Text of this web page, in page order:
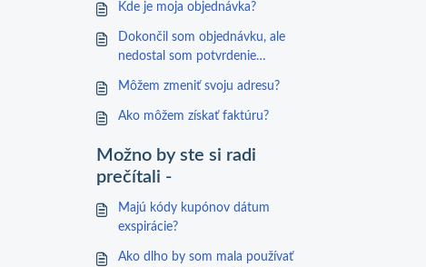
Kde je moja objednávka?
Dokončil som objednávku, ale
nedostal som potvrdenie
Môžem zmeniť svoju adresu?
Ako môžem získať faktúru?
Možno by ste si radi
prečítali -
Majú kódy kupónov dátum
exspirácie?
Ako dlho by som mala používať